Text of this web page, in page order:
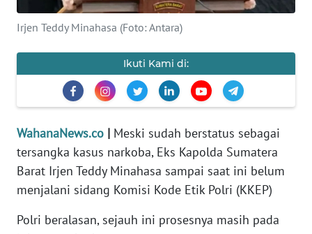
Irjen Teddy Minahasa (Foto: Antara)
Ikuti Kami di:
WahanaNews.co | Meski sudah berstatus sebagai
tersangka kasus narkoba, Eks Kapolda Sumatera
Barat Irjen Teddy Minahasa sampai saat ini belum
menjalani sidang Komisi Kode Etik Polri (KKEP)
Polri beralasan, sejauh ini prosesnya masih pada
PENDIDIKAN
OPINI
EDITORIAL
Informasi
INDEKS
BERITA